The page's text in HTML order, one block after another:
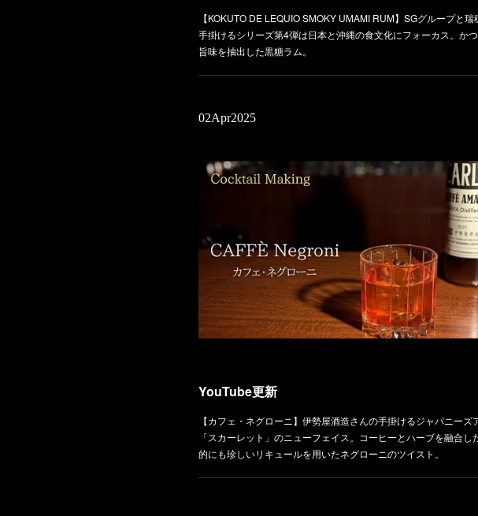
【KOKUTO DE LEQUIO SMOKY UMAMI RUM】SGグループと瑞
手掛けるシリーズ第4弾は日本と沖縄の食文化にフォーカス。か
旨味を抽出した黒糖ラム。
02Apr2025
YouTube更新
【カフェ・ネグローニ】伊勢屋酒造さんの手掛けるジャパニーズ
「スカーレット」のニューフェイス。コーヒーとハーブを融合し
的にも珍しいリキュールを用いたネグローニのツイスト。